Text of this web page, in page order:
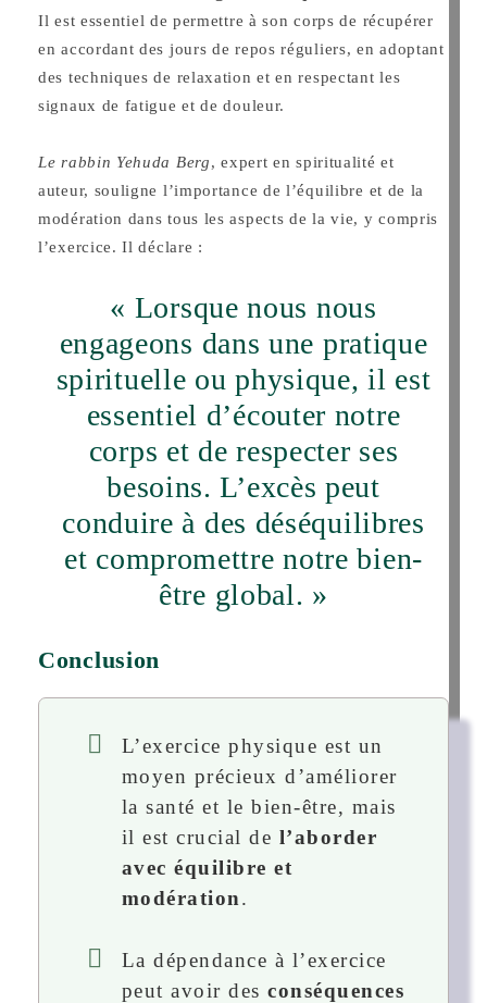
Il est essentiel de permettre à son corps de récupérer
en accordant des jours de repos réguliers, en adoptant
des techniques de relaxation et en respectant les
signaux de fatigue et de douleur.
Le rabbin Yehuda Berg, expert en spiritualité et
auteur, souligne l’importance de l’équilibre et de la
modération dans tous les aspects de la vie, y compris
l’exercice. Il déclare :
« Lorsque nous nous
engageons dans une pratique
spirituelle ou physique, il est
essentiel d’écouter notre
corps et de respecter ses
besoins. L’excès peut
conduire à des déséquilibres
et compromettre notre bien-
être global. »
Conclusion
L’exercice physique est un
moyen précieux d’améliorer
la santé et le bien-être, mais
il est crucial de l’aborder
avec équilibre et
modération.
La dépendance à l’exercice
peut avoir des conséquences